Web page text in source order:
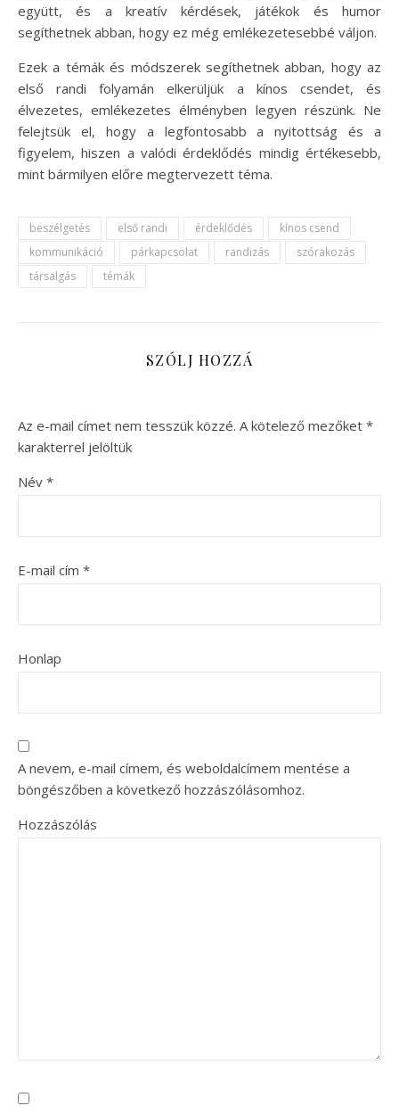
együtt, és a kreatív kérdések, játékok és humor
segíthetnek abban, hogy ez még emlékezetesebbé váljon.
Ezek a témák és módszerek segíthetnek abban, hogy az
első randi folyamán elkerüljük a kínos csendet, és
élvezetes, emlékezetes élményben legyen részünk. Ne
felejtsük el, hogy a legfontosabb a nyitottság és a
figyelem, hiszen a valódi érdeklődés mindig értékesebb,
mint bármilyen előre megtervezett téma.
beszélgetés első randi érdeklődés
kínos csend
kommunikáció
párkapcsolat randizás
szórakozás
társalgás
témák
SZÓLJ HOZZÁ
Az e-mail címet nem tesszük közzé. A kötelező mezőket *
karakterrel jelöltük
Név *
E-mail cím *
Honlap
A nevem, e-mail címem, és weboldalcímem mentése a
böngészőben a következő hozzászólásomhoz.
Hozzászólás